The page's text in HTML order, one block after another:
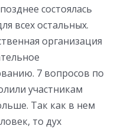
состоялась
всех остальных.
организация
7 вопросов по
участникам
Так как в нем
то дух